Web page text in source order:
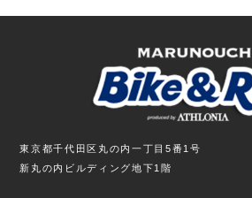
東京都千代田区丸の内一丁目5番1号
新丸の内ビルディング地下1階